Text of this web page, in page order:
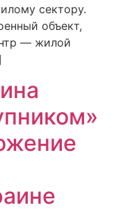
сектору.
объект,
— жилой